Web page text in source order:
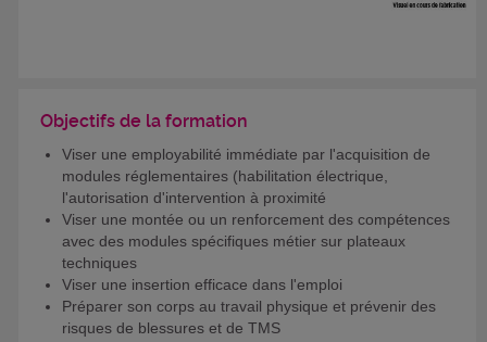
Objectifs de la formation
Viser une employabilité immédiate par l'acquisition de
modules réglementaires (habilitation électrique,
l'autorisation d'intervention à proximité
Viser une montée ou un renforcement des compétences
avec des modules spécifiques métier sur plateaux
techniques
Viser une insertion efficace dans l'emploi
Préparer son corps au travail physique et prévenir des
risques de blessures et de TMS